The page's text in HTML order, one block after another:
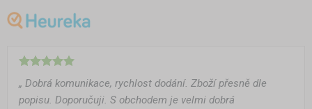
„ Dobrá komunikace, rychlost dodání. Zboží přesně dle
popisu. Doporučuji. S obchodem je velmi dobrá